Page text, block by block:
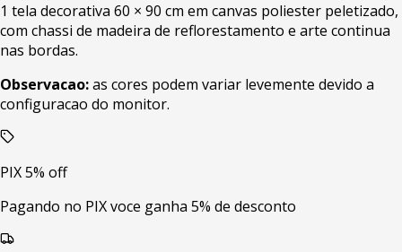
1 tela decorativa 60 × 90 cm em canvas poliester peletizado,
com chassi de madeira de reflorestamento e arte continua
nas bordas.
Observacao:as cores podem variar levemente devido a
configuracao do monitor.
PIX 5% off
Pagando no PIX voce ganha 5% de desconto